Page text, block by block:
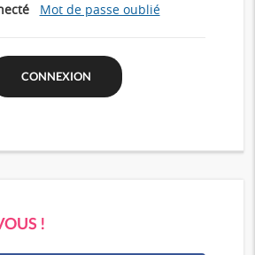
Mot de passe oublié
!